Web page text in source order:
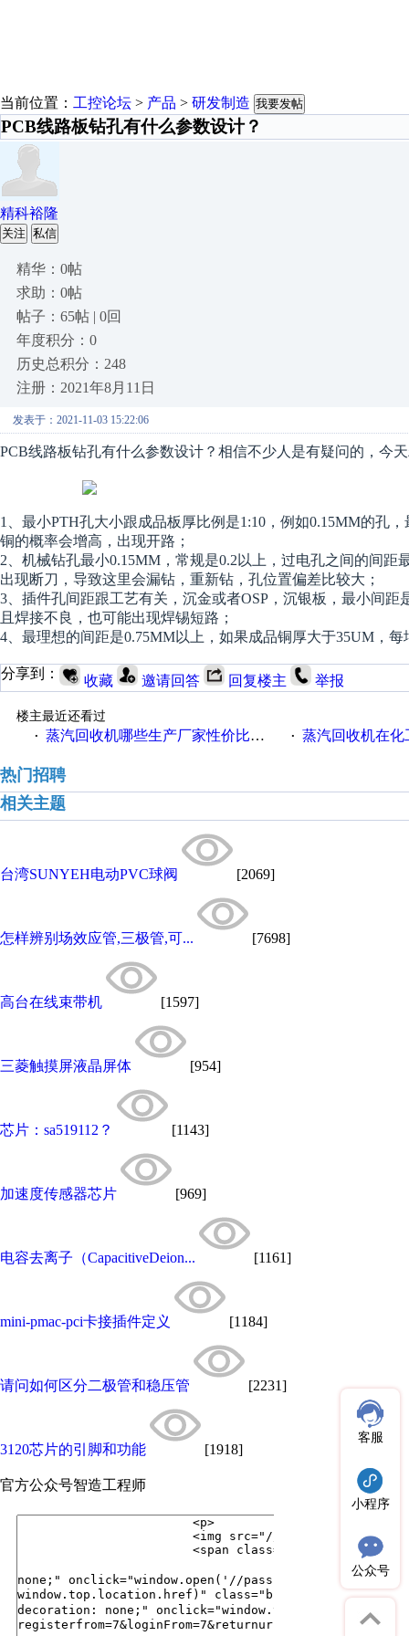
当前位置： 工控论坛 > 产品 > 研发制造 我要发帖
PCB线路板钻孔有什么参数设计？
精科裕隆
关注 私信
精华：0帖
求助：0帖
帖子：65帖 | 0回
年度积分：0
历史总积分：248
注册：2021年8月11日
发表于：2021-11-03 15:22:06
PCB线路板钻孔有什么参数设计？相信不少人是有疑问的，今
1、最小PTH孔大小跟成品板厚比例是1:10，例如0.15MM的孔
铜的概率会增高，出现开路；
2、机械钻孔最小0.15MM，常规是0.2以上，过电孔之间的间
出现断刀，导致这里会漏钻，重新钻，孔位置偏差比较大；
3、插件孔间距跟工艺有关，沉金或者OSP，沉银板，最小间
且焊接不良，也可能出现焊锡短路；
4、最理想的间距是0.75MM以上，如果成品铜厚大于35UM，
分享到： 收藏 邀请回答 回复楼主 举报
楼主最近还看过
· 蒸汽回收机哪些生产厂家性价比高一些 · 蒸汽回收机在化
热门招聘
相关主题
台湾SUNYEH电动PVC球阀 [2069]
怎样辨别场效应管,三极管,可... [7698]
高台在线束带机 [1597]
三菱触摸屏液晶屏体 [954]
芯片：sa519112？ [1143]
加速度传感器芯片 [969]
电容去离子（CapacitiveDeion... [1161]
mini-pmac-pci卡接插件定义 [1184]
请问如何区分二极管和稳压管 [2231]
3120芯片的引脚和功能 [1918]
官方公众号智造工程师
客服
小程序
公众号